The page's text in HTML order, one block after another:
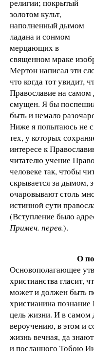
религии; покрытый
золотом культ,
наполненный дымом
ладана и сонмом
мерцающих в
священном мраке
Мертон написал эти
что когда тот увидит,
Православие на самом
смущен. Я бы
быть и немало
Ниже я попытаюсь не
тех, у которых
интересе к
читателю учение
человеке так, чтобы
скрывается за дымом,
очаровывают столь
истинной сути
(Вступление было
Примеч. перев.).
О
Основополагающее
христианства гласит,
может и должен быть
христианина познание
цель жизни. И в самом
вероучению, в этом и
жизнь вечная, да
и посланного Тобою